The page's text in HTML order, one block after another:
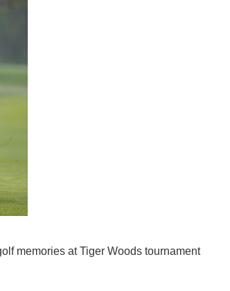
memories at Tiger Woods tournament